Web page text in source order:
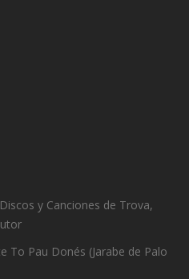
y Canciones de Trova,
To Pau Donés (Jarabe de Palo